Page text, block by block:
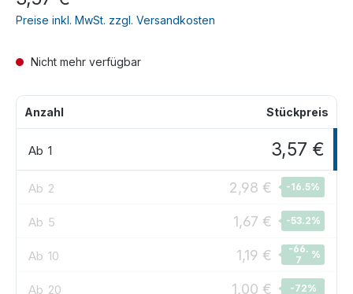
Preise inkl. MwSt. zzgl. Versandkosten
Nicht mehr verfügbar
Anzahl Stückpreis
Ab 1 3,57 €
Ab 2 2,98 € -16.5%
Ab 5 1,67 € -53.2%
Ab 10 1,19 €
-66.
7
%
Ab 20 1,00 € -72%